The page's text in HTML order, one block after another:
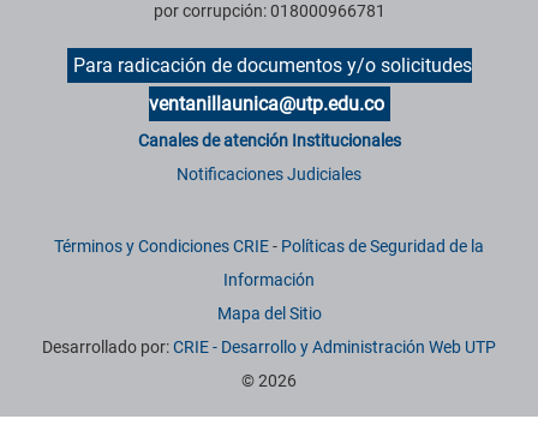
por corrupción: 018000966781
Para radicación de documentos y/o solicitudes
ventanillaunica@utp.edu.co
Canales de atención Institucionales
Notificaciones Judiciales
Términos y Condiciones CRIE- Políticas de Seguridad de la
Información
Mapa del Sitio
Desarrollado por:CRIE - Desarrollo y Administración Web UTP
© 2026